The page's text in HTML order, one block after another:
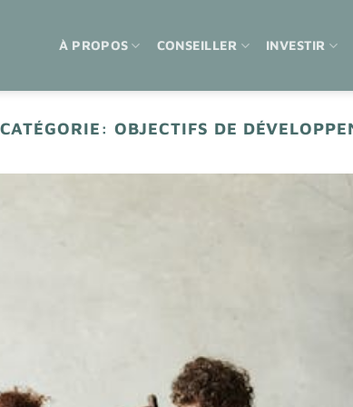
À PROPOS CONSEILLER INVESTIR
OBJECTIFS DE